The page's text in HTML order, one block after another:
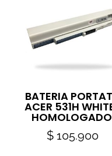
BATERIA
ACER 531H
$ 105.900